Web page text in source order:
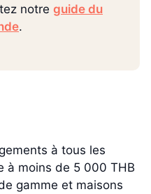
notre guide du
.
à tous les
à moins de 5 000 THB
gamme et maisons